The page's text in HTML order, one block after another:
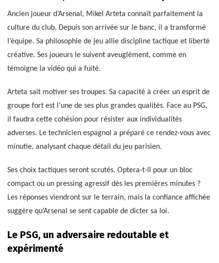
Ancien joueur d’Arsenal, Mikel Arteta connaît parfaitement la
culture du club. Depuis son arrivée sur le banc, il a transformé
l’équipe. Sa philosophie de jeu allie discipline tactique et liberté
créative. Ses joueurs le suivent aveuglément, comme en
témoigne la vidéo qui a fuité.
Arteta sait motiver ses troupes. Sa capacité à créer un esprit de
groupe fort est l’une de ses plus grandes qualités. Face au PSG,
il faudra cette cohésion pour résister aux individualités
adverses. Le technicien espagnol a préparé ce rendez-vous avec
minutie, analysant chaque détail du jeu parisien.
Ses choix tactiques seront scrutés. Optera-t-il pour un bloc
compact ou un pressing agressif dès les premières minutes ?
Les réponses viendront sur le terrain, mais la confiance affichée
suggère qu’Arsenal se sent capable de dicter sa loi.
Le PSG, un adversaire redoutable et
expérimenté